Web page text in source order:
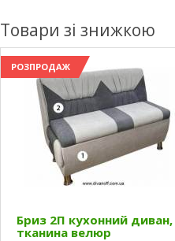
Товари зі знижкою
РОЗПРОДАЖ
Бриз 2П кухонний диван,
тканина велюр